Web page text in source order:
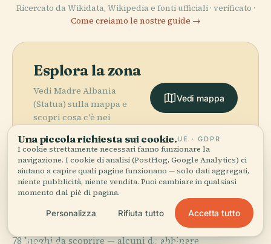
Ricercato da Wikidata, Wikipedia e fonti ufficiali · verificato ·
Come creiamo le nostre guide →
Esplora la zona
Vedi Madre Albania
(Statua) sulla mappa e
scopri cosa c'è nei
Vedi mappa
More in Tirana.
78 luoghi da scoprire — alcuni da abbinare.
PLACE
Teatro
Una piccola richiesta sui cookie.UE · GDPR
I cookie strettamente necessari fanno funzionare la
navigazione. I cookie di analisi (PostHog, Google Analytics) ci
aiutano a capire quali pagine funzionano — solo dati aggregati,
niente pubblicità, niente vendita. Puoi cambiare in qualsiasi
momento dal piè di pagina.
Personalizza Rifiuta tutto Accetta tutto